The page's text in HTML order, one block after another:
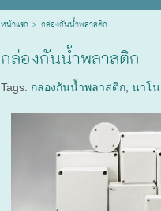
หน้าแรก > กล่องกันน้ำพลาสติก
กล่องกันน้ำพลาสติก
Tags: กล่องกันน้ำพลาสติก ,นาโน